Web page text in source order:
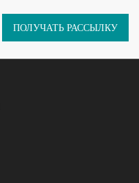
ПОЛУЧАТЬ РАССЫЛКУ